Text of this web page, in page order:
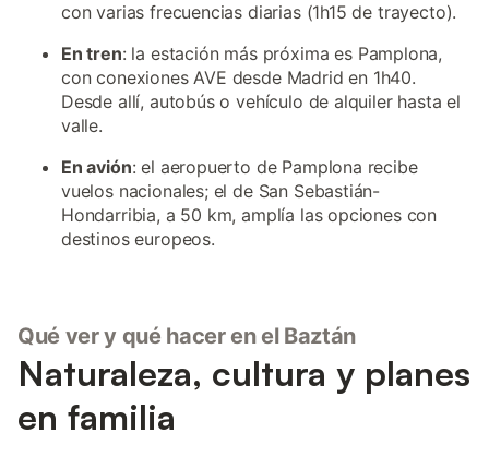
con varias frecuencias diarias (1h15 de trayecto).
En tren: la estación más próxima es Pamplona,
con conexiones AVE desde Madrid en 1h40.
Desde allí, autobús o vehículo de alquiler hasta el
valle.
En avión: el aeropuerto de Pamplona recibe
vuelos nacionales; el de San Sebastián-
Hondarribia, a 50 km, amplía las opciones con
destinos europeos.
Qué ver y qué hacer en el Baztán
Naturaleza, cultura y planes
en familia